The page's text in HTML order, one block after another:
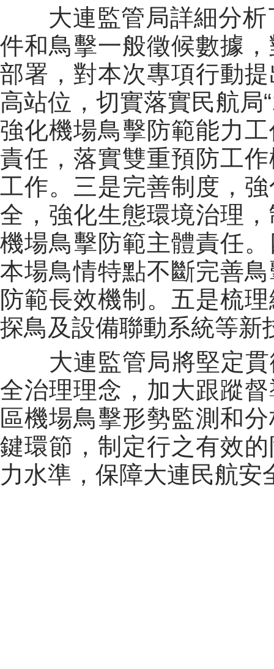
大連監管局詳細分析
件和鳥擊一般徵候數據
部署，對本次專項行動
高站位，切實落實民航局
強化機場鳥擊防範能力
責任，落實雙重預防工
工作。三是完善制度，
全，強化生態環境治理
機場鳥擊防範主體責任
本場鳥情特點不斷完善
防範長效機制。五是梳
探鳥及設備聯動系統等新
大連監管局將堅定貫徹
全治理理念，加大跟蹤
區機場鳥擊形勢監測和
鍵環節，制定行之有效
力水準，保障大連民航安